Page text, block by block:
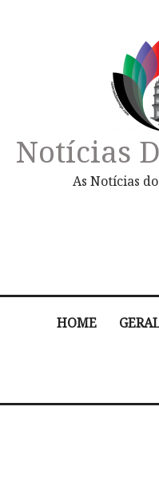
Notícias
As Notícias
HOME